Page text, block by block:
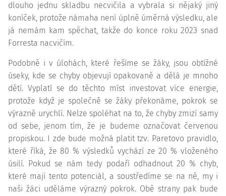
dlouho jednu skladbu necvičila a vybrala si nějaký jiný
koníček, protože námaha není úplně úměrná výsledku, ale
já nemám kam spěchat, takže do konce roku 2023 snad
Forresta nacvičím.
Podobně i v úlohách, které řešíme se žáky, jsou obtížné
úseky, kde se chyby objevují opakovaně a dělá je mnoho
dětí. Vyplatí se do těchto míst investovat více energie,
protože když je společně se žáky překonáme, pokrok se
výrazně urychlí. Nelze spoléhat na to, že chyby zmizí samy
od sebe, jenom tím, že je budeme označovat červenou
propiskou. I zde bude možná platit tzv. Paretovo pravidlo,
které říká, že 80 % výsledků vychází ze 20 % vloženého
úsilí. Pokud se nám tedy podaří odhadnout 20 % chyb,
které mají tento potenciál, a soustředíme se na ně, my i
naši žáci uděláme výrazný pokrok. Obě strany pak bude